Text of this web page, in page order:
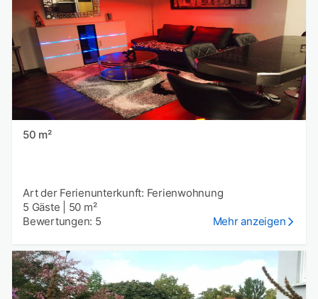
50 m²
Art der Ferienunterkunft: Ferienwohnung
5 Gäste
50 m²
Bewertungen: 5
Mehr anzeigen